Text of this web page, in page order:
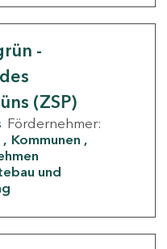
-
(ZSP)
Fördernehmer:
Kommunen
und